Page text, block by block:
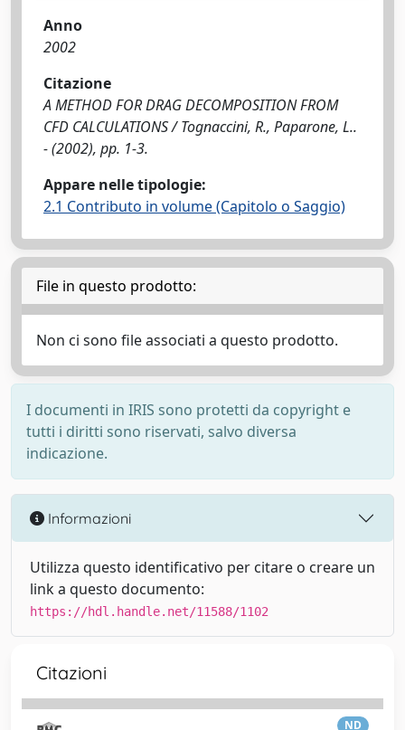
Anno
2002
Citazione
A METHOD FOR DRAG DECOMPOSITION FROM
CFD CALCULATIONS / Tognaccini, R., Paparone, L..
- (2002), pp. 1-3.
Appare nelle tipologie:
2.1 Contributo in volume (Capitolo o Saggio)
File in questo prodotto:
Non ci sono file associati a questo prodotto.
I documenti in IRIS sono protetti da copyright e
tutti i diritti sono riservati, salvo diversa
indicazione.
Informazioni
Utilizza questo identificativo per citare o creare un
link a questo documento:
https://hdl.handle.net/11588/1102
Citazioni
ND